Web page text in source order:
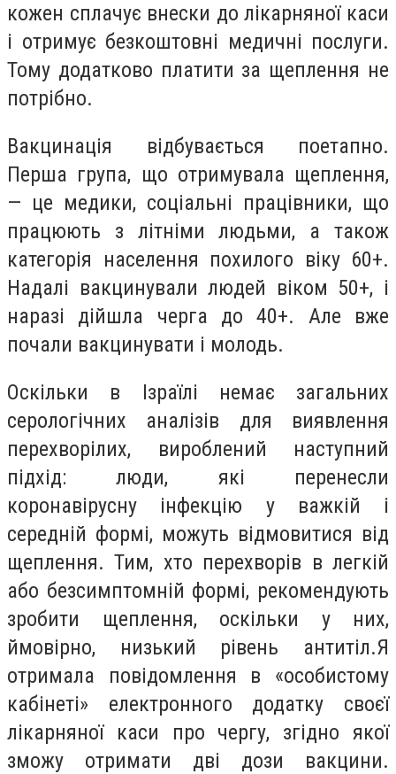
кожен сплачує внески до лікарняної каси
і отримує безкоштовні медичні послуги.
Тому додатково платити за щеплення не
потрібно.
Вакцинація відбувається поетапно.
Перша група, що отримувала щеплення,
— це медики, соціальні працівники, що
працюють з літніми людьми, а також
категорія населення похилого віку 60+.
Надалі вакцинували людей віком 50+, і
наразі дійшла черга до 40+. Але вже
почали вакцинувати і молодь.
Оскільки в Ізраїлі немає загальних
серологічних аналізів для виявлення
перехворілих, вироблений наступний
підхід: люди, які перенесли
коронавірусну інфекцію у важкій і
середній формі, можуть відмовитися від
щеплення. Тим, хто перехворів в легкій
або безсимптомній формі, рекомендують
зробити щеплення, оскільки у них,
ймовірно, низький рівень антитіл.Я
отримала повідомлення в «особистому
кабінеті» електронного додатку своєї
лікарняної каси про чергу, згідно якої
зможу отримати дві дози вакцини.